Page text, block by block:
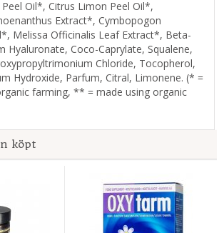
Oil*, Citrus Limon Peel Oil*,
Extract*, Cymbopogon
Melissa Officinalis Leaf Extract*, Beta-
Hyaluronate, Coco-Caprylate, Squalene,
Chloride, Tocopherol,
Hydroxide, Parfum, Citral, Limonene. (* =
farming, ** = made using organic
köpt